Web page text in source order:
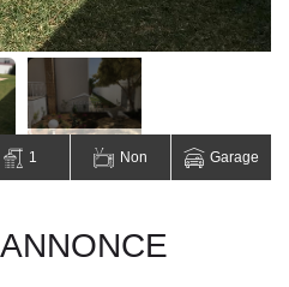
1 Non Garage